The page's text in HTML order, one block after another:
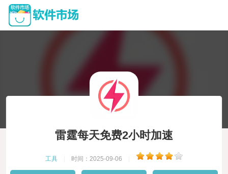
雷霆每天免费2小时加速
工具 时间：2025-09-06